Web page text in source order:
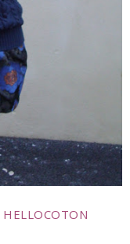
HELLOCOTON